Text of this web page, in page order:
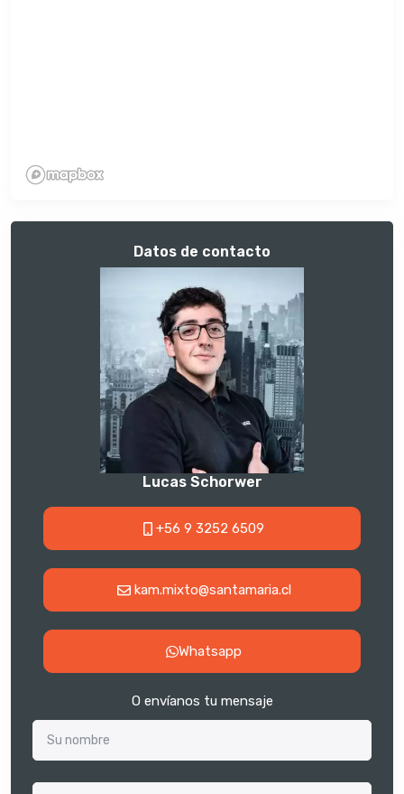
Datos de contacto
Lucas Schorwer
+56 9 3252 6509
kam.mixto@santamaria.cl
Whatsapp
O envíanos tu mensaje